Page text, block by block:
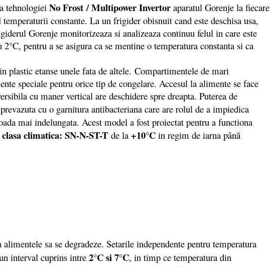
tehnologiei No Frost/ Multipower Invertor aparatul Gorenje la fiecare
constante. La un frigider obisnuit cand este deschisa usa,
Gorenje monitorizeaza si analizeaza continuu felul in care este
pentru a se asigura ca se mentine o temperatura constanta si ca
etanse unele fata de altele. Compartimentele de mari
speciale pentru orice tip de congelare. Accesul la alimente se face
cu maner vertical are deschidere spre dreapta. Puterea de
cu o garnitura antibacteriana care are rolul de a impiedica
mai indelungata. Acest model a fost proiectat pentru a functiona
clasa climatica: SN-N-ST-T de la +10°C in regim de iarna până
alimentele sa se degradeze. Setarile independente pentru temperatura
interval cuprins intre 2°C si 7°C, in timp ce temperatura din